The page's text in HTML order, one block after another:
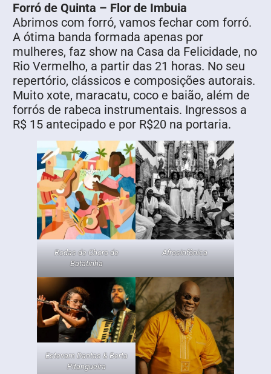
Forró de Quinta – Flor de Imbuia
Abrimos com forró, vamos fechar com forró.
A ótima banda formada apenas por
mulheres, faz show na Casa da Felicidade, no
Rio Vermelho, a partir das 21 horas. No seu
repertório, clássicos e composições autorais.
Muito xote, maracatu, coco e baião, além de
forrós de rabeca instrumentais. Ingressos a
R$ 15 antecipado e por R$20 na portaria.
Rodas de Choro de
Batatinha
Afrosinfônica
Estevam Dantas & Berta
Pitangueira